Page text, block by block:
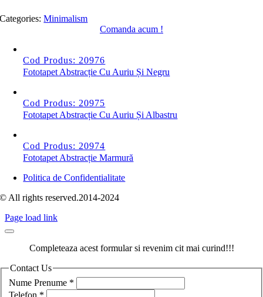
Categories:Minimalism
Comanda acum !
Cod Produs: 20976
Fototapet Abstracție Cu Auriu Și Negru
Cod Produs: 20975
Fototapet Abstracție Cu Auriu Și Albastru
Cod Produs: 20974
Fototapet Abstracție Marmură
Politica de Confidentialitate
© All rights reserved.2014-2024
Page load link
Completeaza acest formular si revenim cit mai curind!!!
Contact Us
Nume Prenume *
Telefon *